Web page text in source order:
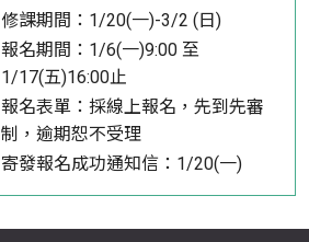
修課期間：1/20(一)-3/2 (日)
報名期間：1/6(一)9:00 至
1/17(五)16:00止
報名表單：採線上報名，先到先審
制，逾期恕不受理
寄發報名成功通知信：1/20(一)